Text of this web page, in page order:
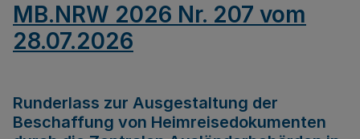
MB.NRW 2026 Nr. 207 vom
28.07.2026
Runderlass zur Ausgestaltung der
Beschaffung von Heimreisedokumenten